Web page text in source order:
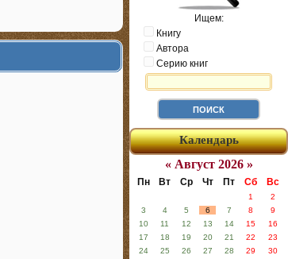
Ищем:
Книгу
Автора
Серию книг
Календарь
« Август 2026 »
Пн Вт Ср Чт Пт Сб Вс
1
2
3
4 5 6 7 8
9
10
11 12 13 14 15
16
17
18 19 20 21 22
23
24
25 26 27 28 29
30